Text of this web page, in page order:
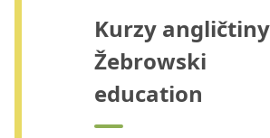
Kurzy
Žebrowski
education